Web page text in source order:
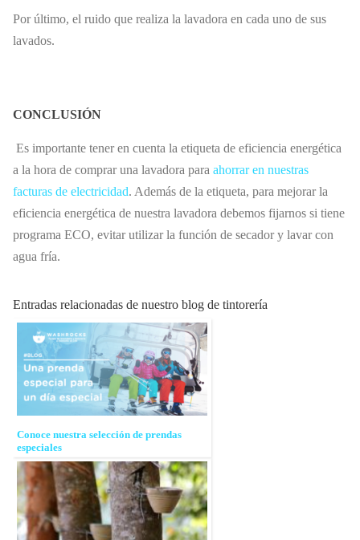
Por último, el ruido que realiza la lavadora en cada uno de sus
lavados.
CONCLUSIÓN
Es importante tener en cuenta la etiqueta de eficiencia energética
a la hora de comprar una lavadora para ahorrar en nuestras
facturas de electricidad. Además de la etiqueta, para mejorar la
eficiencia energética de nuestra lavadora debemos fijarnos si tiene
programa ECO, evitar utilizar la función de secador y lavar con
agua fría.
Entradas relacionadas de nuestro blog de tintorería
Conoce nuestra selección de prendas
especiales